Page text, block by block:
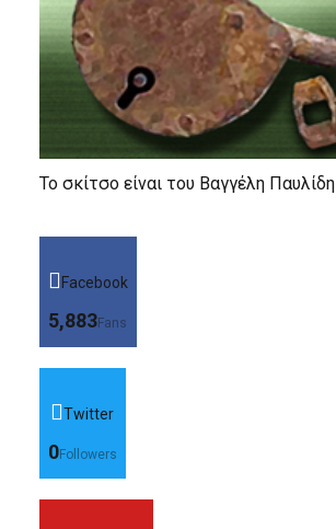
Το σκίτσο είναι του Βαγγέλη Παυλίδη
Facebook
5,883Fans
Twitter
0Followers